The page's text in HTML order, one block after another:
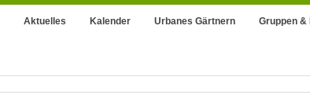
Aktuelles Kalender Urbanes Gärtnern Gruppen &